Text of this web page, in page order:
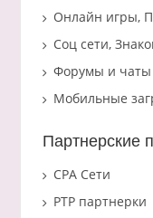
Онлайн игры,
Соц сети,
Форумы и чаты
Мобильные
Партнерские
CPA Сети
PTP партнерки